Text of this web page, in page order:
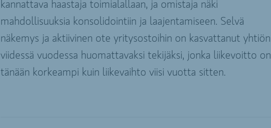
kannattava haastaja toimialallaan, ja omistaja näki
mahdollisuuksia konsolidointiin ja laajentamiseen. Selvä
näkemys ja aktiivinen ote yritysostoihin on kasvattanut yhtiön
viidessä vuodessa huomattavaksi tekijäksi, jonka liikevoitto on
tänään korkeampi kuin liikevaihto viisi vuotta sitten.